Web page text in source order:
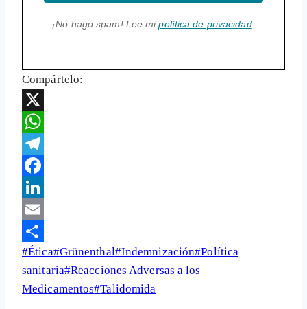
¡No hago spam! Lee mipolítica de privacidad.
Compártelo:
X
WhatsApp
Telegram
Facebook
LinkedIn
Email
Share
Etiquetas
de
la
#Ética#Grünenthal#Indemnización#Política
sanitaria#Reacciones Adversas a los
Medicamentos#Talidomida